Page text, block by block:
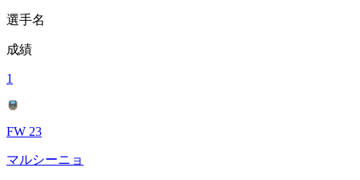
選手名
成績
1
FW 23
マルシーニョ